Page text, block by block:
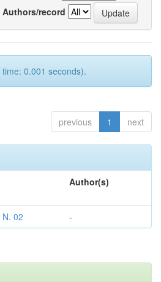
Authors/record
0.001 seconds).
previous 1 next
Author(s)
02 -